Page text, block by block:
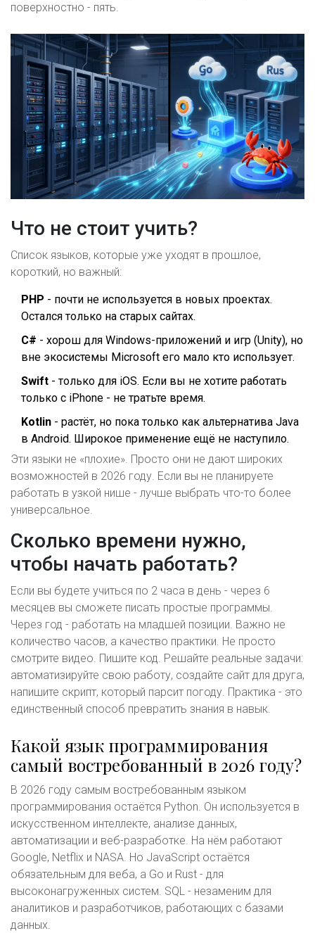
поверхностно - пять.
Что не стоит учить?
Список языков, которые уже уходят в прошлое,
короткий, но важный:
PHP - почти не используется в новых проектах.
Остался только на старых сайтах.
C# - хорош для Windows-приложений и игр (Unity), но
вне экосистемы Microsoft его мало кто использует.
Swift - только для iOS. Если вы не хотите работать
только с iPhone - не тратьте время.
Kotlin - растёт, но пока только как альтернатива Java
в Android. Широкое применение ещё не наступило.
Эти языки не «плохие». Просто они не дают широких
возможностей в 2026 году. Если вы не планируете
работать в узкой нише - лучше выбрать что-то более
универсальное.
Сколько времени нужно,
чтобы начать работать?
Если вы будете учиться по 2 часа в день - через 6
месяцев вы сможете писать простые программы.
Через год - работать на младшей позиции. Важно не
количество часов, а качество практики. Не просто
смотрите видео. Пишите код. Решайте реальные задачи:
автоматизируйте свою работу, создайте сайт для друга,
напишите скрипт, который парсит погоду. Практика - это
единственный способ превратить знания в навык.
Какой язык программирования
самый востребованный в 2026 году?
В 2026 году самым востребованным языком
программирования остаётся Python. Он используется в
искусственном интеллекте, анализе данных,
автоматизации и веб-разработке. На нём работают
Google, Netflix и NASA. Но JavaScript остаётся
обязательным для веба, а Go и Rust - для
высоконагруженных систем. SQL - незаменим для
аналитиков и разработчиков, работающих с базами
данных.